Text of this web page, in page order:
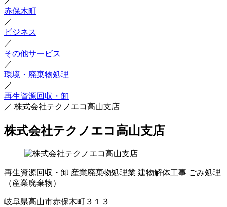
赤保木町
／
ビジネス
／
その他サービス
／
環境・廃棄物処理
／
再生資源回収・卸
／ 株式会社テクノエコ高山支店
株式会社テクノエコ高山支店
再生資源回収・卸 産業廃棄物処理業 建物解体工事 ごみ処理
（産業廃棄物）
岐阜県高山市赤保木町３１３